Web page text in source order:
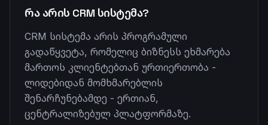
რა არის CRM სისტემა?
CRM სისტემა არის პროგრამული
გადაწყვეტა, რომელიც ბიზნესს ეხმარება
მართოს კლიენტებთან ურთიერთობა -
ლიდებიდან მომხმარებლის
შენარჩუნებამდე - ერთიან,
ცენტრალიზებულ პლატფორმაზე.